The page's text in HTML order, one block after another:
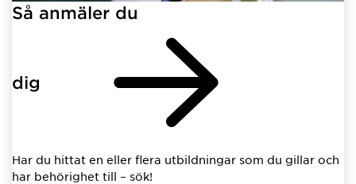
Så anmäler du
dig
Har du hittat en eller flera utbildningar som du gillar och
har behörighet till – sök!